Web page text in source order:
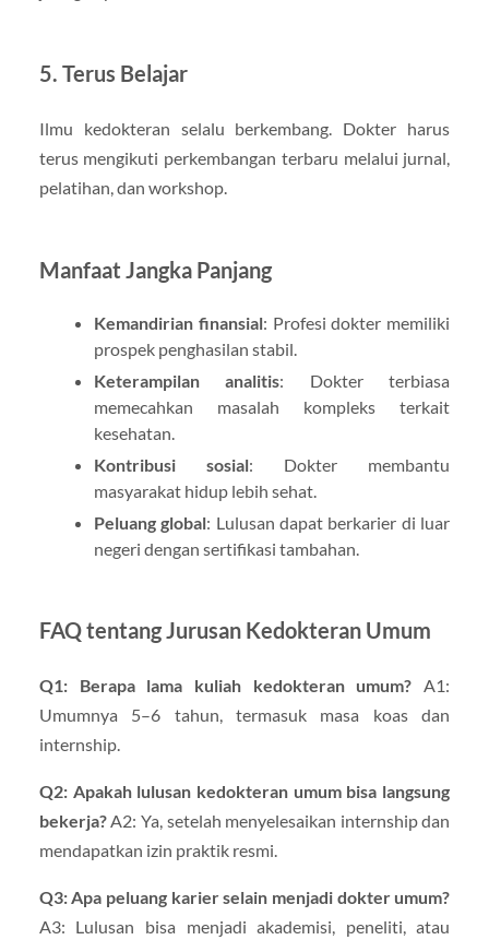
5. Terus Belajar
Ilmu kedokteran selalu berkembang. Dokter harus
terus mengikuti perkembangan terbaru melalui jurnal,
pelatihan, dan workshop.
Manfaat Jangka Panjang
Kemandirian finansial: Profesi dokter memiliki
prospek penghasilan stabil.
Keterampilan analitis: Dokter terbiasa
memecahkan masalah kompleks terkait
kesehatan.
Kontribusi sosial: Dokter membantu
masyarakat hidup lebih sehat.
Peluang global: Lulusan dapat berkarier di luar
negeri dengan sertifikasi tambahan.
FAQ tentang Jurusan Kedokteran Umum
Q1: Berapa lama kuliah kedokteran umum? A1:
Umumnya 5–6 tahun, termasuk masa koas dan
internship.
Q2: Apakah lulusan kedokteran umum bisa langsung
bekerja?A2: Ya, setelah menyelesaikan internship dan
mendapatkan izin praktik resmi.
Q3: Apa peluang karier selain menjadi dokter umum?
A3: Lulusan bisa menjadi akademisi, peneliti, atau